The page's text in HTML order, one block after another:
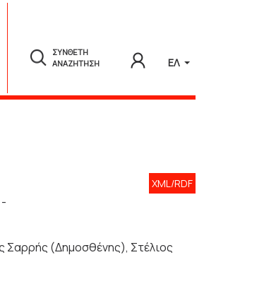
ΣΥΝΘΕΤΗ
ΑΝΑΖΗΤΗΣΗ
ΕΛ
XML/RDF
-
Σαρρής (Δημοσθένης), Στέλιος